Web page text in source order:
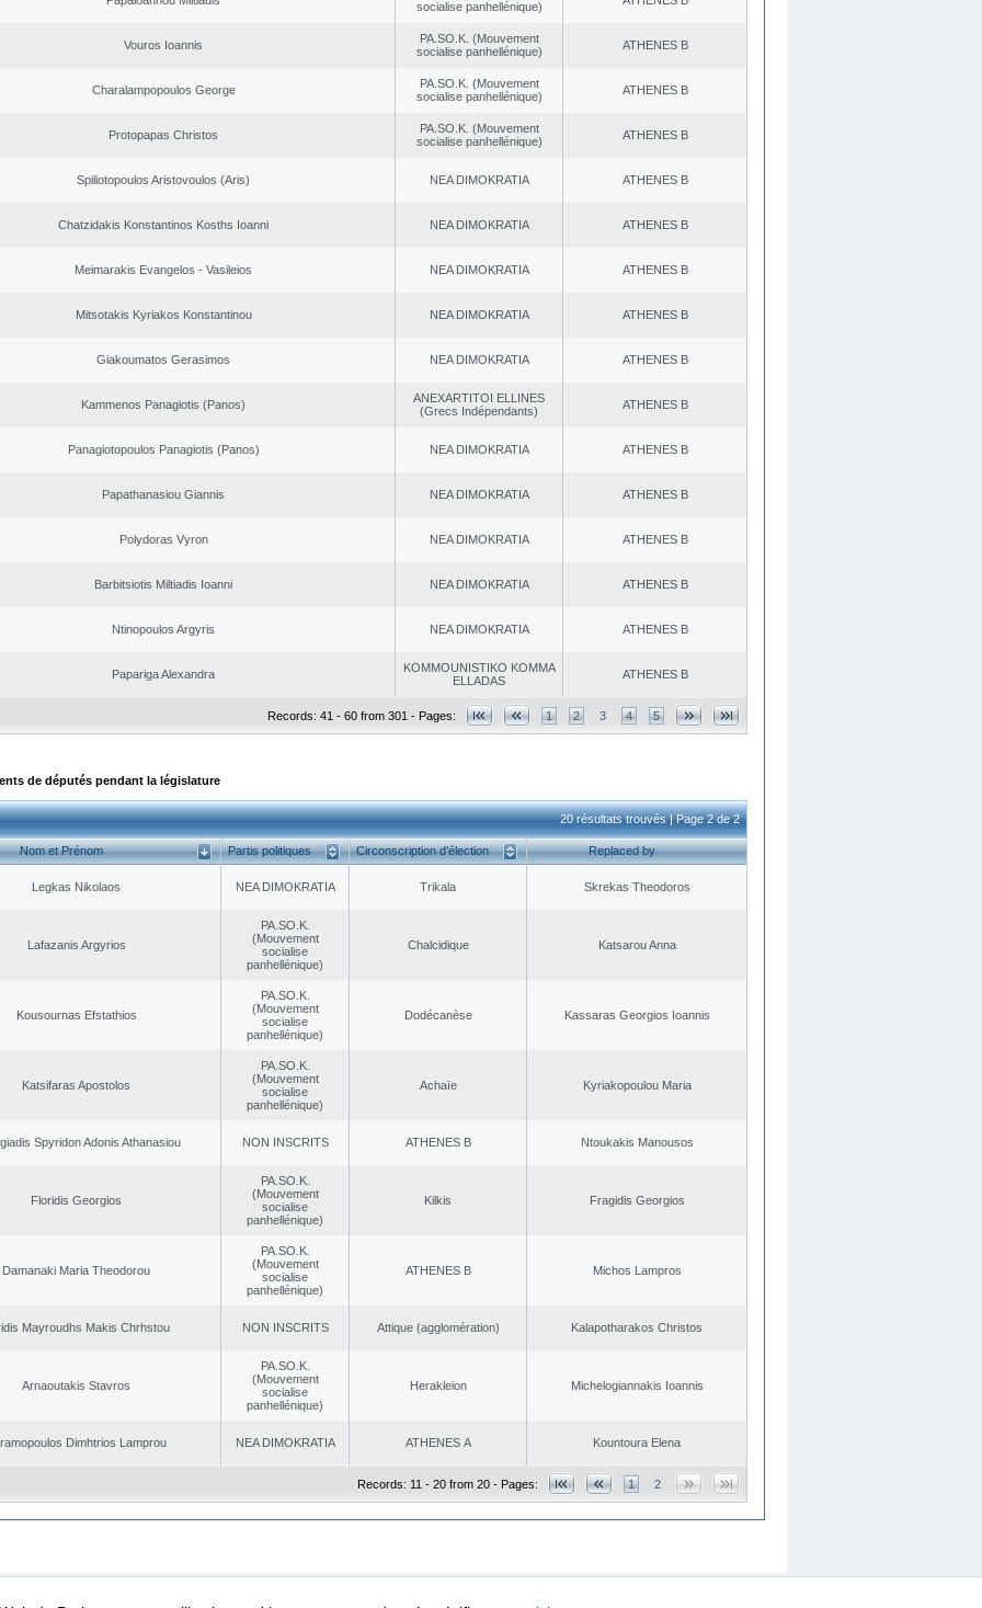
socialise panhellénique)
Vouros Ioannis
PA.SO.K. (Mouvement
socialise panhellénique)
ATHENES Β
Charalampopoulos George
PA.SO.K. (Mouvement
socialise panhellénique)
ATHENES Β
Protopapas Christos
PA.SO.K. (Mouvement
socialise panhellénique)
ATHENES Β
Spiliotopoulos Aristovoulos (Aris) NEA DΙMOKRATIA ATHENES Β
Chatzidakis Konstantinos Kosths Ioanni NEA DΙMOKRATIA ATHENES Β
Meimarakis Evangelos - Vasileios NEA DΙMOKRATIA ATHENES Β
Mitsotakis Kyriakos Konstantinou NEA DΙMOKRATIA ATHENES Β
Giakoumatos Gerasimos NEA DΙMOKRATIA ATHENES Β
Kammenos Panagiotis (Panos)
ANEXARTITOI ELLINES
(Grecs Indépendants)
ATHENES Β
Panagiotopoulos Panagiotis (Panos) NEA DΙMOKRATIA ATHENES Β
Papathanasiou Giannis NEA DΙMOKRATIA ATHENES Β
Polydoras Vyron NEA DΙMOKRATIA ATHENES Β
Barbitsiotis Miltiadis Ioanni NEA DΙMOKRATIA ATHENES Β
Ntinopoulos Argyris NEA DΙMOKRATIA ATHENES Β
Papariga Alexandra
KOMMOUNISTIKO KOMMA
ELLADAS
ATHENES Β
Records: 41 - 60 from 301 - Pages: 1 2 3 4 5
de députés pendant la législature
20 résultats trouvés | Page 2 de 2
Nom et Prénom Partis politiques Circonscription d’élection Replaced by
Legkas Nikolaos NEA DΙMOKRATIA Trikala Skrekas Theodoros
Lafazanis Argyrios
PA.SO.K.
(Mouvement
socialise
panhellénique)
Chalcidique Katsarou Anna
Kousournas Efstathios
PA.SO.K.
(Mouvement
socialise
panhellénique)
Dodécanèse Kassaras Georgios Ioannis
Katsifaras Apostolos
PA.SO.K.
(Mouvement
socialise
panhellénique)
Achaïe Kyriakopoulou Maria
Spyridon Adonis Athanasiou NON INSCRITS ATHENES Β Ntoukakis Manousos
Floridis Georgios
PA.SO.K.
(Mouvement
socialise
panhellénique)
Kilkis Fragidis Georgios
Damanaki Maria Theodorou
PA.SO.K.
(Mouvement
socialise
panhellénique)
ATHENES Β Michos Lampros
Mayroudhs Makis Chrhstou NON INSCRITS Αttique (agglomération) Kalapotharakos Christos
Arnaoutakis Stavros
PA.SO.K.
(Mouvement
socialise
panhellénique)
Herakleion Michelogiannakis Ioannis
Dimhtrios Lamprou NEA DΙMOKRATIA ATHENES Α Kountoura Elena
Records: 11 - 20 from 20 - Pages: 1 2
|